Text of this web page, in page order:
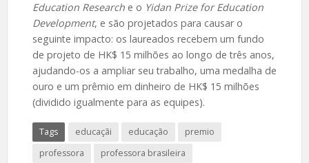
Education Research e o Yidan Prize for Education
Development, e são projetados para causar o
seguinte impacto: os laureados recebem um fundo
de projeto de HK$ 15 milhões ao longo de três anos,
ajudando-os a ampliar seu trabalho, uma medalha de
ouro e um prêmio em dinheiro de HK$ 15 milhões
(dividido igualmente para as equipes).
Tags educaçãi educação
premio
professora
professora brasileira